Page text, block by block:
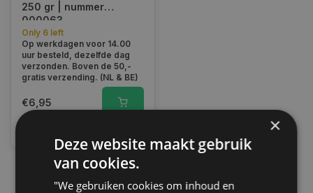
250 gr | nummer
000063
Only 6 left
Op werkdagen voor 14.00
uur besteld, dezelfde dag
verzonden. Boven de 50,-
gratis verzending. (NL & BE)
€6,95
1
×
Deze website maakt gebruik
van cookies.
"We gebruiken cookies om inhoud en